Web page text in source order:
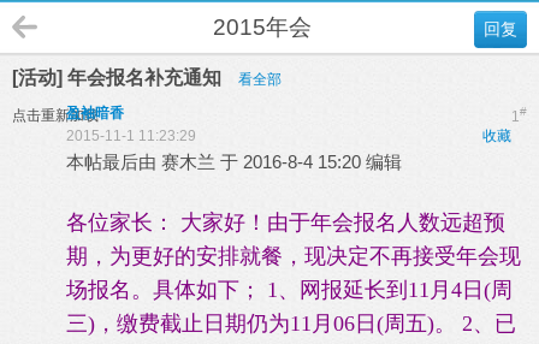
回复
2015年会
[活动] 年会报名补充通知 看全部
点击重新加载 1#
盈袖暗香
收藏
2015-11-1 11:23:29
本帖最后由 赛木兰 于 2016-8-4 15:20 编辑
各位家长： 大家好！由于年会报名人数远超预
期，为更好的安排就餐，现决定不再接受年会现
场报名。具体如下； 1、网报延长到11月4日(周
三)，缴费截止日期仍为11月06日(周五)。 2、已